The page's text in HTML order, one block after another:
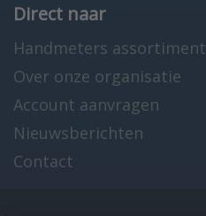
Direct naar
Handmeters assortiment
Over onze organisatie
Account aanvragen
Nieuwsberichten
Contact